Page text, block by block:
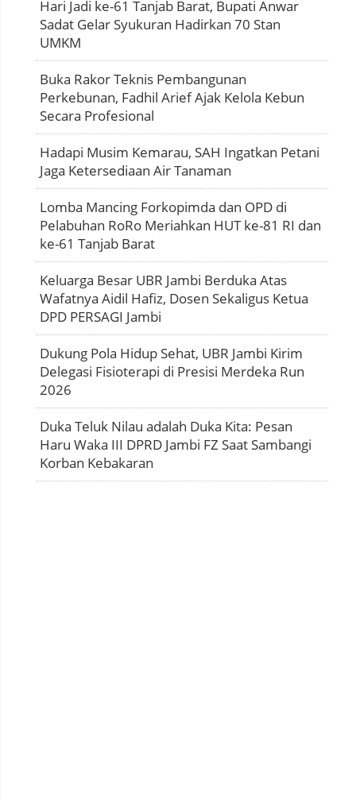
Hari Jadi ke-61 Tanjab Barat, Bupati Anwar
Sadat Gelar Syukuran Hadirkan 70 Stan
UMKM
Buka Rakor Teknis Pembangunan
Perkebunan, Fadhil Arief Ajak Kelola Kebun
Secara Profesional
Hadapi Musim Kemarau, SAH Ingatkan Petani
Jaga Ketersediaan Air Tanaman
Lomba Mancing Forkopimda dan OPD di
Pelabuhan RoRo Meriahkan HUT ke-81 RI dan
ke-61 Tanjab Barat
Keluarga Besar UBR Jambi Berduka Atas
Wafatnya Aidil Hafiz, Dosen Sekaligus Ketua
DPD PERSAGI Jambi
Dukung Pola Hidup Sehat, UBR Jambi Kirim
Delegasi Fisioterapi di Presisi Merdeka Run
2026
Duka Teluk Nilau adalah Duka Kita: Pesan
Haru Waka III DPRD Jambi FZ Saat Sambangi
Korban Kebakaran